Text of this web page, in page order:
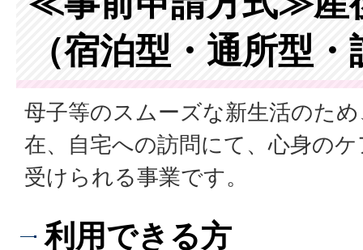
（宿泊型・通所型
母子等のスムーズな新生活のた
在、自宅への訪問にて、心身の
受けられる事業です。
利用できる方